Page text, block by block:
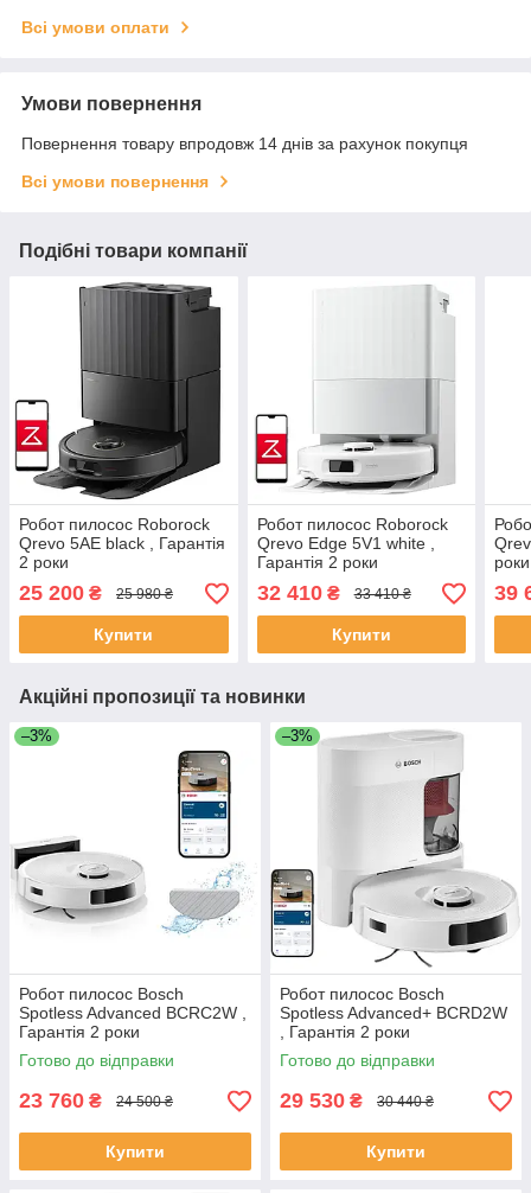
Всі умови оплати
Умови повернення
Повернення товару впродовж 14 днів за рахунок покупця
Всі умови повернення
Подібні товари компанії
Робот пилосос Roborock
Qrevo 5AE black , Гарантія
2 роки
25 200 ₴ 25 980 ₴
Купити
Робот пилосос Roborock
Qrevo Edge 5V1 white ,
Гарантія 2 роки
32 410₴ 33 410 ₴
Купити
роки
39
Акційні пропозиції та новинки
–3%
Робот пилосос Bosch
Spotless Advanced BCRC2W ,
Гарантія 2 роки
Готово до відправки
23 760 ₴ 24 500 ₴
Купити
–3%
Робот пилосос Bosch
Spotless Advanced+ BCRD2W
, Гарантія 2 роки
Готово до відправки
29 530 ₴ 30 440 ₴
Купити